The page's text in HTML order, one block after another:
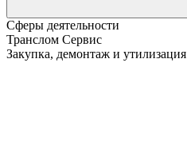
Сферы деятельности
Транслом Сервис
Закупка, демонтаж и утилизация